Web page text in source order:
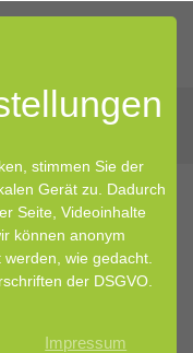
stimmen Sie der
Gerät zu. Dadurch
Seite, Videoinhalte
können anonym
wie gedacht.
der DSGVO.
Impressum